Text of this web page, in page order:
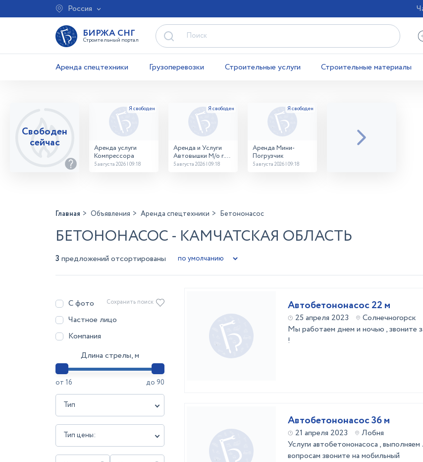
Россия
БИРЖА СНГ
Строительный портал
Аренда спецтехники Грузоперевозки Строительные услуги Строительные материалы
Свободен
сейчас
Аренда услуги
Компрессора
5 августа 2026 | 09:18
Аренда и Услуги
Автовышки М/о г.
Домодедово
5 августа 2026 | 09:18
Аренда Мини-
Погрузчик
5 августа 2026 | 09:18
Главная Объявления Аренда спецтехники Бетононасос
БЕТОНОНАСОС - КАМЧАТСКАЯ ОБЛАСТЬ
3 предложений отсортированы
С фото
Частное лицо
Компания
Длина стрелы, м
от 16 до 90
Тип
Тип цены:
Сохранить поиск Автобетононасос 22 м
25 апреля 2023
Солнечногорск
Мы работаем днем и ночью , звоните
!
Автобетононасос 36 м
21 апреля 2023
Лобня
Услуги автобетононасоса ,
вопросам звоните на мобильный